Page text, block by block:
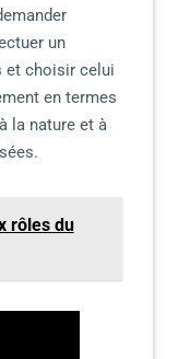
un
et choisir celui
en termes
la nature et à
rôles du